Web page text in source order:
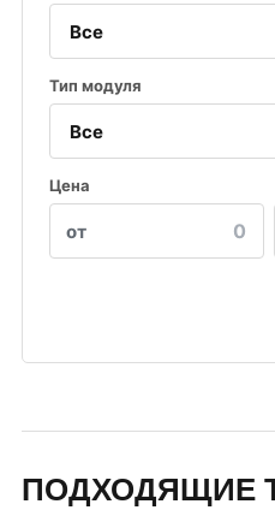
Тип модуля
Цена
от
ПОДХОДЯЩИЕ